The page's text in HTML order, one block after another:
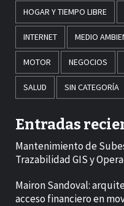
HOGAR Y TIEMPO LIBRE
INTERNET MEDIO
MOTOR NEGOCIOS
SALUD SIN CATEGORÍA
Entradas
Mantenimiento de
Trazabilidad GIS y
Mairon Sandoval:
acceso financiero en